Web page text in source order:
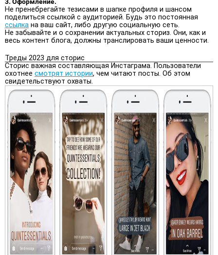
Не пренебрегайте тезисами в шапке профиля и шансом
поделиться ссылкой с аудиторией. Будь это постоянная
ссылка на ваш сайт, либо другую социальную сеть.
Не забывайте и о сохранении актуальных сториз. Они, как и
весь контент блога, должны транслировать ваши ценности.
Треды 2023 для сторис
Сторис важная составляющая Инстаграма. Пользователи
охотнее смотрят истории, чем читают посты. Об этом
свидетельствуют охваты.